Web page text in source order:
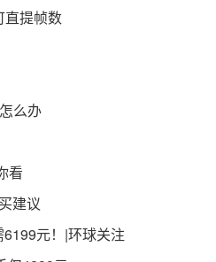
直提帧数
么办
看
建议
元！|环球关注